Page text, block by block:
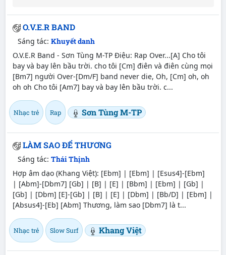
O.V.E.R BAND
Sáng tác: Khuyết danh
O.V.E.R Band - Sơn Tùng M-TP Điệu: Rap Over...[A] Cho tôi
bay và bay lên bầu trời. cho tôi [Cm] điên và điên cùng mọi
[Bm7] người Over-[Dm/F] band never die, Oh, [Cm] oh, oh
oh oh Cho tôi [Am7] bay và bay lên bầu trời. c...
Nhạc trẻ Rap Sơn Tùng M-TP
LÀM SAO ĐỂ THƯƠNG
Sáng tác: Thái Thịnh
Hợp âm dạo (Khang Việt): [Ebm] | [Ebm] | [Esus4]-[Ebm]
| [Abm]-[Dbm7] [Gb] | [B] | [E] | [Bbm] | [Ebm] | [Gb] |
[Gb] | [Dbm] [E]-[Gb] | [B] | [E] | [Dbm] | [Bb/D] | [Ebm] |
[Absus4]-[Eb] [Abm] Thương, làm sao [Dbm7] là t...
Nhạc trẻ Slow Surf Khang Việt